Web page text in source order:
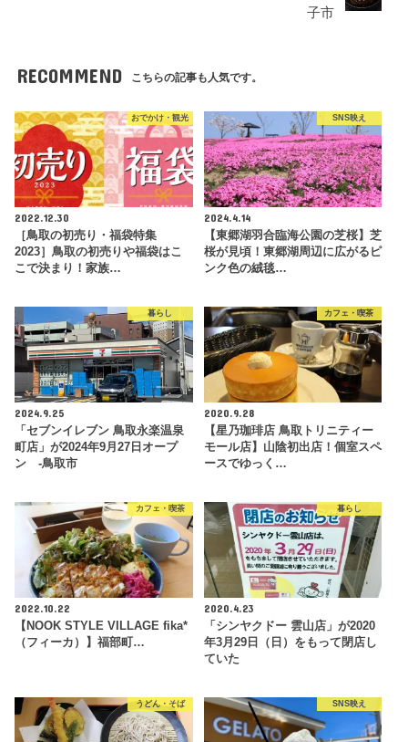
子市
RECOMMEND こちらの記事も人気です。
おでかけ・観光
2022.12.30
［鳥取の初売り・福袋特集
2023］鳥取の初売りや福袋はこ
こで決まり！家族…
SNS映え
2024.4.14
【東郷湖羽合臨海公園の芝桜】芝
桜が見頃！東郷湖周辺に広がるピ
ンク色の絨毯…
暮らし
2024.9.25
「セブンイレブン 鳥取永楽温泉
町店」が2024年9月27日オープ
ン -鳥取市
カフェ・喫茶
2020.9.28
【星乃珈琲店 鳥取トリニティー
モール店】山陰初出店！個室スペ
ースでゆっく…
カフェ・喫茶
2022.10.22
【NOOK STYLE VILLAGE fika*
（フィーカ）】福部町…
暮らし
2020.4.23
「シンヤクドー 雲山店」が2020
年3月29日（日）をもって閉店し
ていた
うどん・そば SNS映え